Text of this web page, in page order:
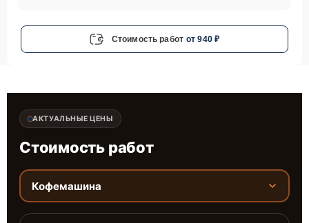
Стоимость работ от 940 ₽
АКТУАЛЬНЫЕ ЦЕНЫ
Стоимость работ
Кофемашина